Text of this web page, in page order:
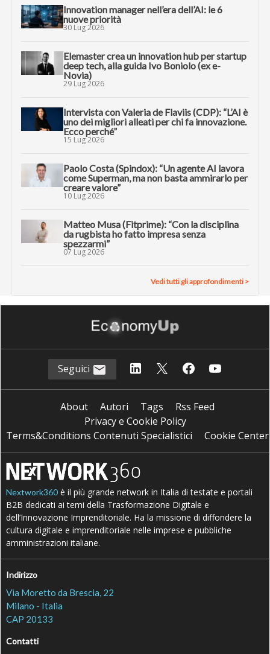
Innovation manager nell’era dell’AI: le 6
nuove priorità
30 Lug 2026
Elemaster crea un innovation hub per startup
deep tech, alla guida Ivo Boniolo (ex e-
Novia)
29 Lug 2026
Intervista con Valeria de Flaviis (CDP): “L’AI è
uno dei migliori alleati per chi fa innovazione.
Ecco perché”
15 Lug 2026
Paolo Costa (Spindox): “Un agente AI lavora
come Superman, ma non basta ammirarlo per
creare valore”
10 Lug 2026
Matteo Musa (Fitprime): “Con la disciplina
da rugbista ho fatto impresa senza
spezzarmi”
07 Lug 2026
Vedi tutti gli approfondimenti >
Seguici
About Autori Tags
Rss Feed
Privacy e Cookie Policy
Terms&Conditions Contenuti Specialistici
Cookie Center
Nextwork360 è il più grande network in Italia di testate e portali
B2B dedicati ai temi della Trasformazione Digitale e
dell’Innovazione Imprenditoriale. Ha la missione di diffondere la
cultura digitale e imprenditoriale nelle imprese e pubbliche
amministrazioni italiane.
Indirizzo
Via Moretto da Brescia, 22
Milano - Italia
CAP 20133
Contatti